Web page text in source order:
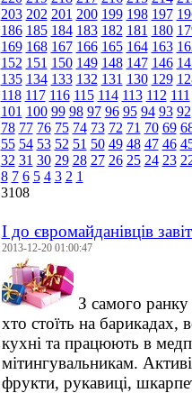
203 202 201 200 199 198 197
186 185 184 183 182 181 180
169 168 167 166 165 164 163
152 151 150 149 148 147 146
135 134 133 132 131 130 129
118 117 116 115 114 113 112 111
101 100 99 98 97 96 95 94 93 92
78 77 76 75 74 73 72 71 70 69
55 54 53 52 51 50 49 48 47 46
32 31 30 29 28 27 26 25 24 23
8 7 6 5 4 3 2 1
3108
І до євромайданівців
2013-12-20 01:00:47
З самого ранку
хто стоїть на барикадах,
кухні та працюють в
мітингувальникам.
фрукти, рукавиці,